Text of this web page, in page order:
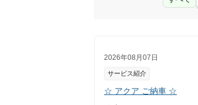
2026年08月07日
サービス紹介
☆ アクア ご納車 ☆